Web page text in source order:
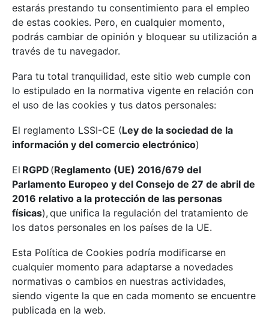
estarás prestando tu consentimiento para el empleo
de estas cookies. Pero, en cualquier momento,
podrás cambiar de opinión y bloquear su utilización a
través de tu navegador.
Para tu total tranquilidad, este sitio web cumple con
lo estipulado en la normativa vigente en relación con
el uso de las cookies y tus datos personales:
El reglamento LSSI-CE (Ley de la sociedad de la
información y del comercio electrónico)
El RGPD (Reglamento (UE) 2016/679 del
Parlamento Europeo y del Consejo de 27 de abril de
2016 relativo a la protección de las personas
físicas), que unifica la regulación del tratamiento de
los datos personales en los países de la UE.
Esta Política de Cookies podría modificarse en
cualquier momento para adaptarse a novedades
normativas o cambios en nuestras actividades,
siendo vigente la que en cada momento se encuentre
publicada en la web.